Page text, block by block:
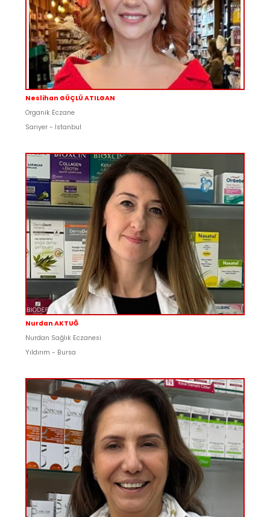
Neslihan GÜÇLÜ ATILGAN
Organik Eczane
Sarıyer - İstanbul
Nurdan AKTUĞ
Nurdan Sağlık Eczanesi
Yıldırım - Bursa